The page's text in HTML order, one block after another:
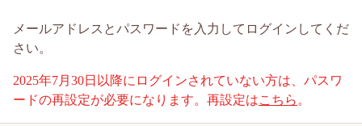
メールアドレスとパスワードを入力してログインしてくだ
さい。
2025年7月30日以降にログインされていない方は、パスワ
ードの再設定が必要になります。再設定はこちら 。